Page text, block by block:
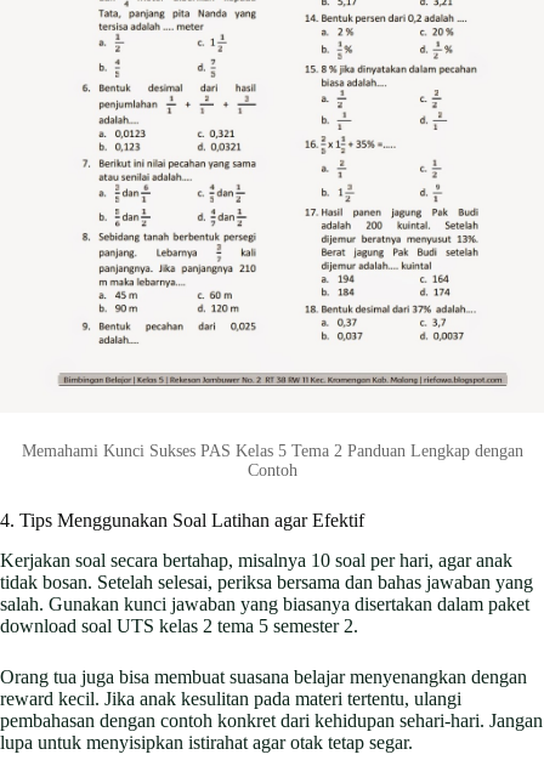
Memahami Kunci Sukses PAS Kelas 5 Tema 2 Panduan Lengkap dengan
Contoh
4. Tips Menggunakan Soal Latihan agar Efektif
Kerjakan soal secara bertahap, misalnya 10 soal per hari, agar anak
tidak bosan. Setelah selesai, periksa bersama dan bahas jawaban yang
salah. Gunakan kunci jawaban yang biasanya disertakan dalam paket
download soal UTS kelas 2 tema 5 semester 2.
Orang tua juga bisa membuat suasana belajar menyenangkan dengan
reward kecil. Jika anak kesulitan pada materi tertentu, ulangi
pembahasan dengan contoh konkret dari kehidupan sehari-hari. Jangan
lupa untuk menyisipkan istirahat agar otak tetap segar.